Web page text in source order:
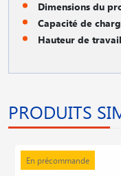
Dimensions du
Capacité de
Hauteur de travail
PRODUITS
En précommande